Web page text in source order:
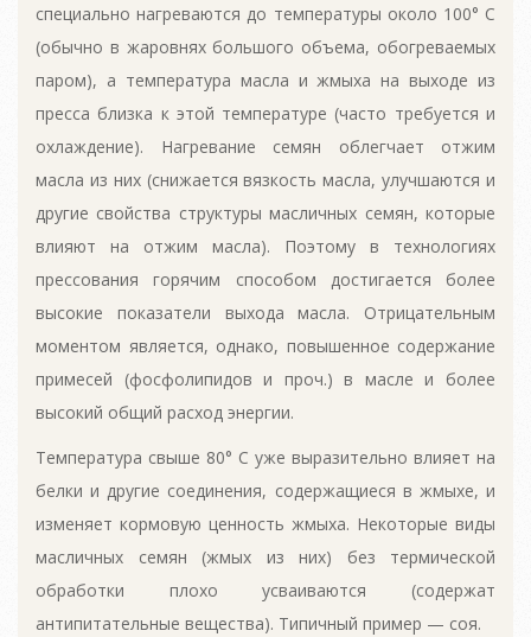
специально нагреваются до температуры около 100° С
(обычно в жаровнях большого объема, обогреваемых
паром), а температура масла и жмыха на выходе из
пресса близка к этой температуре (часто требуется и
охлаждение). Нагревание семян облегчает отжим
масла из них (снижается вязкость масла, улучшаются и
другие свойства структуры масличных семян, которые
влияют на отжим масла). Поэтому в технологиях
прессования горячим способом достигается более
высокие показатели выхода масла. Отрицательным
моментом является, однако, повышенное содержание
примесей (фосфолипидов и проч.) в масле и более
высокий общий расход энергии.
Температура свыше 80° С уже выразительно влияет на
белки и другие соединения, содержащиеся в жмыхе, и
изменяет кормовую ценность жмыха. Некоторые виды
масличных семян (жмых из них) без термической
обработки плохо усваиваются (содержат
антипитательные вещества). Типичный пример — соя.